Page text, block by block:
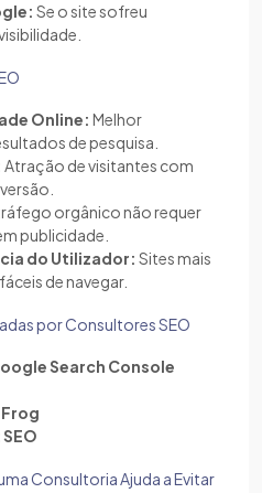
Se o site sofreu
Online: Melhor
de pesquisa.
Atração de visitantes com
orgânico não requer
publicidade.
do Utilizador: Sites mais
de navegar.
por Consultores SEO
Search Console
Consultoria Ajuda a Evitar